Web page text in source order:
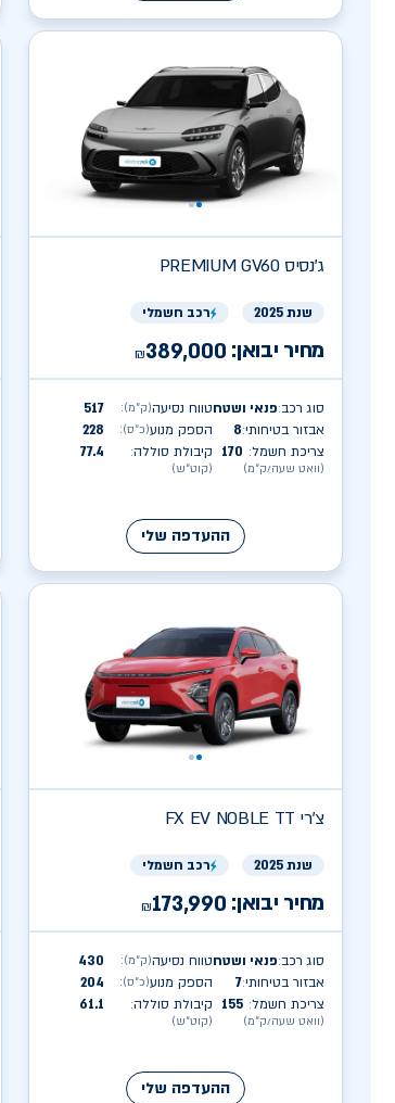
ג'נסיסPREMIUM GV60
שנת 2025 רכב חשמלי
מחיר יבואן: ₪389,000
סוג רכב:פנאי ושטח
אבזור בטיחותי:
8
צריכת חשמל:
(וואט שעה/ק״מ)
170
טווח נסיעה(ק״מ):
517
הספק מנוע(כ״ס):
228
קיבולת סוללה:
(קוט״ש)
77.4
ההעדפה שלי
צ'רי FX EV NOBLE TT
שנת 2025 רכב חשמלי
מחיר יבואן: ₪173,990
סוג רכב:פנאי ושטח
אבזור בטיחותי:
7
צריכת חשמל:
(וואט שעה/ק״מ)
155
טווח נסיעה(ק״מ):
430
הספק מנוע(כ״ס):
204
קיבולת סוללה:
(קוט״ש)
61.1
ההעדפה שלי